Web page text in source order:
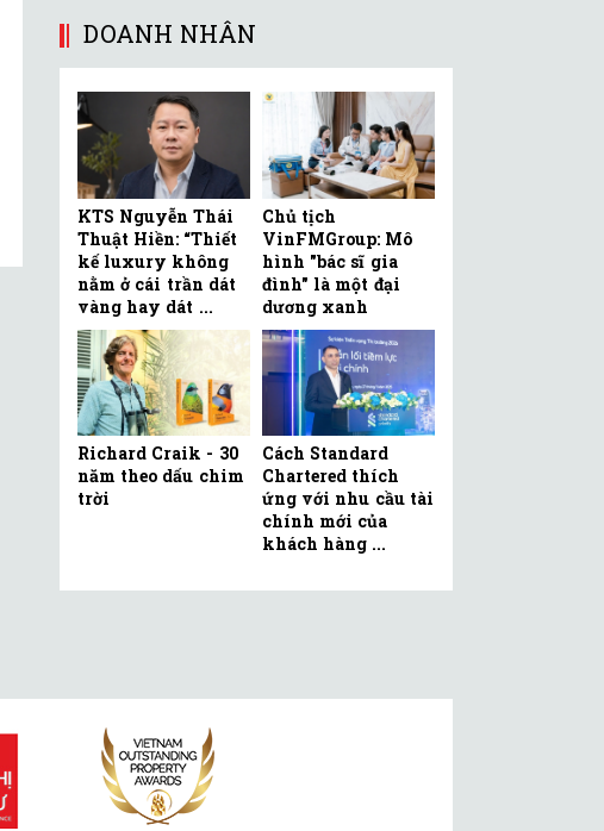
DOANH NHÂN
KTS Nguyễn Thái
Thuật Hiền: “Thiết
kế luxury không
nằm ở cái trần dát
vàng hay dát ...
Chủ tịch
VinFMGroup: Mô
hình "bác sĩ gia
đình" là một đại
dương xanh
Richard Craik - 30
năm theo dấu chim
trời
Cách Standard
Chartered thích
ứng với nhu cầu tài
chính mới của
khách hàng ...